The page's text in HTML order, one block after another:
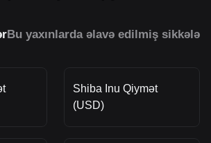
Bu yaxınlarda əlavə edilmiş sikkələr
Shiba Inu Qiymət
(USD)